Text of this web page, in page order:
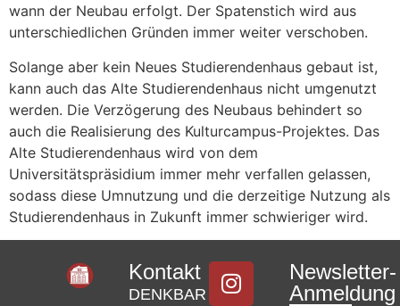
wann der Neubau erfolgt. Der Spatenstich wird aus
unterschiedlichen Gründen immer weiter verschoben.
Solange aber kein Neues Studierendenhaus gebaut ist,
kann auch das Alte Studierendenhaus nicht umgenutzt
werden. Die Verzögerung des Neubaus behindert so
auch die Realisierung des Kulturcampus-Projektes. Das
Alte Studierendenhaus wird von dem
Universitätspräsidium immer mehr verfallen gelassen,
sodass diese Umnutzung und die derzeitige Nutzung als
Studierendenhaus in Zukunft immer schwieriger wird.
Kontakt
DENKBAR
Newsletter-
Anmeldung